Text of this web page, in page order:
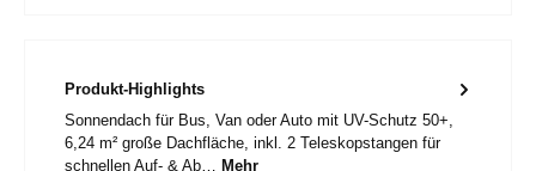
Produkt-Highlights
Sonnendach für Bus, Van oder Auto mit UV-Schutz 50+,
6,24 m² große Dachfläche, inkl. 2 Teleskopstangen für
schnellen Auf- & Ab… Mehr